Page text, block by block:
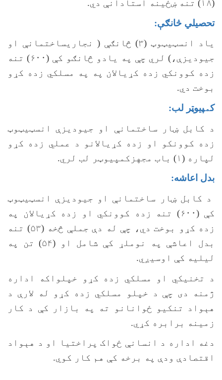
(۱۸) تنه ښځينه استادانې دي.
تحصیلي څانګې:
یاد انسټيټوټ (۳) څانګې ( نجاريساختمانې او
جیودیزې،) لري چې په یادو څانګو کې (۶۰۰) تنه
زده کوونکي زده کړیالان په په مسلکي زده کړو
بوخت دي.
کمپیوټر لب:
د کابل ښار ساختمانې او جیودیزې انسټيټوټ
زده کوونکو او زده کړیالانو د عملي زده کړو
لپاره (۱) باب مجهزکمپیوټر لب لري.
بدل اعاشه:
د کابل ښار ساختمانې او جیودیزې انسټيټوټ
کې (۶۰۰) تنه زده کوونکي او زده کړیالان په
زده کړو بوخت دي، چې له دې جملې څخه (۵۳) تنه
بدل اعاشې په نوملړ کې شامل او (۵۴) تن په
لیلیه کې اوسیږي.
د تخنیکي او مسلکي زده کړو خپلواکه اداره
ژمنه دی چې د خپلو مسلکي زده کړو له لارې د
هېواد تنکیو ځوانانو ته په بازار کې د کار
زمینه برابره کړي.
دغه اداره د انسانې ځواک پراختیا او د هېواد
اقتصادې ودې په برخه کې هم کار کوي.